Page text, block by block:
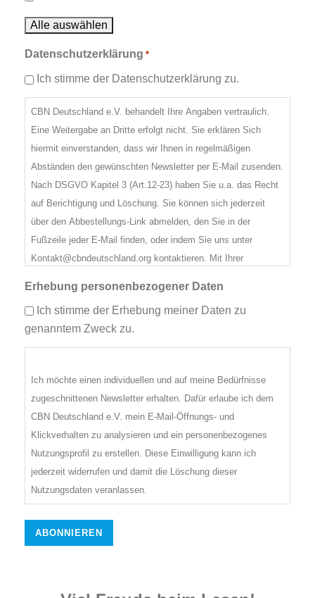
Alle auswählen
Datenschutzerklärung *
Ich stimme der Datenschutzerklärung zu.
CBN Deutschland e.V. behandelt Ihre Angaben vertraulich.
Eine Weitergabe an Dritte erfolgt nicht. Sie erklären Sich
hiermit einverstanden, dass wir Ihnen in regelmäßigen
Abständen den gewünschten Newsletter per E-Mail zusenden.
Nach DSGVO Kapitel 3 (Art.12-23) haben Sie u.a. das Recht
auf Berichtigung und Löschung. Sie können sich jederzeit
über den Abbestellungs-Link abmelden, den Sie in der
Fußzeile jeder E-Mail finden, oder indem Sie uns unter
Kontakt@cbndeutschland.org kontaktieren. Mit Ihrer
Datenschutzrichtlinien einverstanden und willigen ein, dass
wir Ihre Informationen in Übereinstimmung mit diesen
Richtlinien verarbeiten dürfen. Die Datenschutzrichtlinien von
CBN Deutschland finden Sie unter
Erhebung personenbezogener Daten
Ich stimme der Erhebung meiner Daten zu
genanntem Zweck zu.
Ich möchte einen individuellen und auf meine Bedürfnisse
zugeschnittenen Newsletter erhalten. Dafür erlaube ich dem
CBN Deutschland e.V. mein E-Mail-Öffnungs- und
Klickverhalten zu analysieren und ein personenbezogenes
Nutzungsprofil zu erstellen. Diese Einwilligung kann ich
jederzeit widerrufen und damit die Löschung dieser
Nutzungsdaten veranlassen.